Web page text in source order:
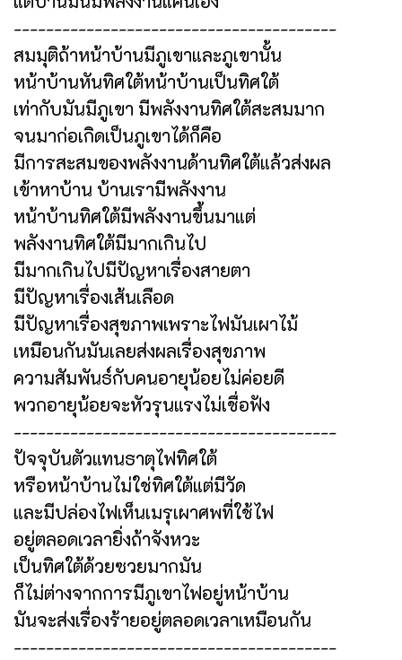
----------------------------------------
สมมุติถ้าหน้าบ้านมีภูเขาและภูเขานั้น
หน้าบ้านหันทิศใต้หน้าบ้านเป็นทิศใต้
เท่ากับมันมีภูเขา มีพลังงานทิศใต้สะสมมาก
จนมาก่อเกิดเป็นภูเขาได้ก็คือ
มีการสะสมของพลังงานด้านทิศใต้แล้วส่งผล
เข้าหาบ้าน บ้านเรามีพลังงาน
หน้าบ้านทิศใต้มีพลังงานขึ้นมาแต่
พลังงานทิศใต้มีมากเกินไป
มีมากเกินไปมีปัญหาเรื่องสายตา
มีปัญหาเรื่องเส้นเลือด
มีปัญหาเรื่องสุขภาพเพราะไฟมันเผาไม้
เหมือนกันมันเลยส่งผลเรื่องสุขภาพ
ความสัมพันธ์กับคนอายุน้อยไม่ค่อยดี
พวกอายุน้อยจะหัวรุนแรงไม่เชื่อฟัง
----------------------------------------
ปัจจุบันตัวแทนธาตุไฟทิศใต้
หรือหน้าบ้านไม่ใช่ทิศใต้แต่มีวัด
และมีปล่องไฟเห็นเมรุเผาศพที่ใช้ไฟ
อยู่ตลอดเวลายิ่งถ้าจังหวะ
เป็นทิศใต้ด้วยซวยมากมัน
ก็ไม่ต่างจากการมีภูเขาไฟอยู่หน้าบ้าน
มันจะส่งเรื่องร้ายอยู่ตลอดเวลาเหมือนกัน
----------------------------------------